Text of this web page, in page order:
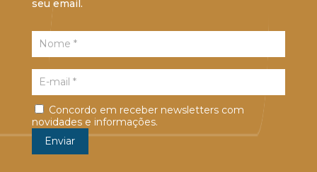
seu email.
Concordo em receber newsletters com
novidades e informações.